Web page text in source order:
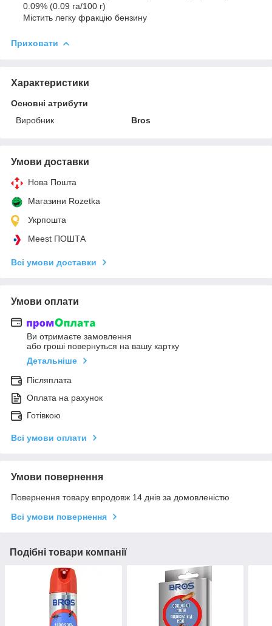
0.09% (0.09 га/100 г)
Містить легку фракцію бензину
Приховати
Характеристики
Основні атрибути
Виробник
Bros
Умови доставки
Нова Пошта
Магазини Rozetka
Укрпошта
Meest ПОШТА
Всі умови доставки
Умови оплати
Ви отримаєте замовлення
або гроші повернуться на вашу картку
Детальніше
Післяплата
Оплата на рахунок
Готівкою
Всі умови оплати
Умови повернення
Повернення товару впродовж 14 днів за домовленістю
Всі умови повернення
Подібні товари компанії